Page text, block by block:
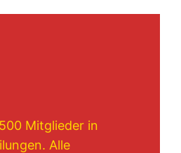
Mitglieder in
Alle